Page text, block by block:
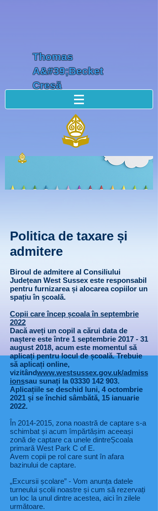
Thomas
A&#39;Becket
Creșă
Politica de taxare și
admitere
Biroul de admitere al Consiliului
Județean West Sussex este responsabil
pentru furnizarea și alocarea copiilor un
spațiu în școală.
Copii care încep școala în septembrie
2022
Dacă aveți un copil a cărui data de
naștere este între 1 septembrie 2017 - 31
august 2018, acum este momentul să
aplicați pentru locul de școală. Trebuie
să aplicați online,
vizitândwww.westsussex.gov.uk/admiss
ionssau sunați la 03330 142 903.
Aplicațiile se deschid luni, 4 octombrie
2021 și se închid sâmbătă, 15 ianuarie
2022.
În 2014-2015, zona noastră de captare s-a
schimbat și acum împărtășim aceeași
zonă de captare ca unele dintreȘcoala
primară West Park C of E.
Avem copii pe rol care sunt în afara
bazinului de captare.
„Excursii școlare” - Vom anunța datele
turneului școlii noastre și cum să rezervați
un loc la unul dintre acestea, aici în zilele
următoare.